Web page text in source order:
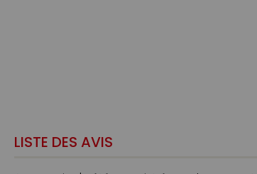
LISTE DES AVIS